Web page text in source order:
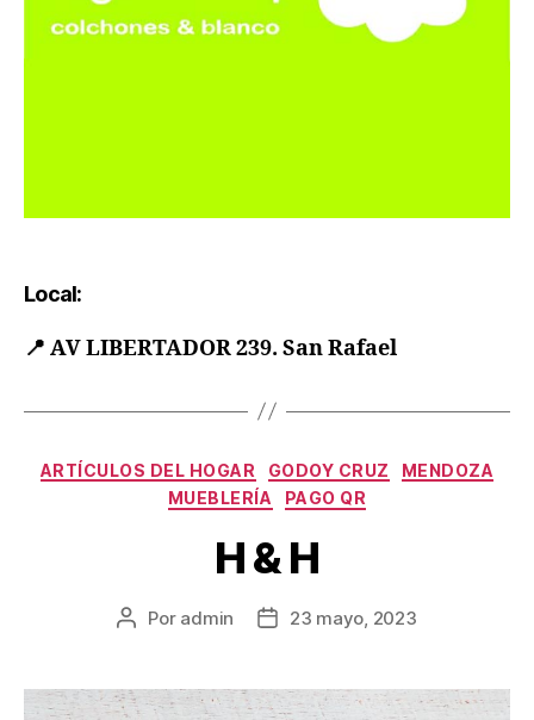
Local:
📍 AV LIBERTADOR 239. San Rafael
ARTÍCULOS DEL HOGAR GODOY CRUZ
MENDOZA
MUEBLERÍA
PAGO QR
H & H
Por admin 23 mayo, 2023